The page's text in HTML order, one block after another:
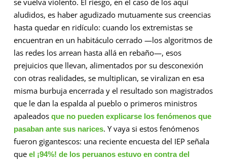
aludidos, es haber agudizado mutuamente sus creencias
hasta quedar en ridículo: cuando los extremistas se
encuentran en un habitáculo cerrado —los algoritmos de
las redes los arrean hasta allá en rebaño—, esos
prejuicios que llevan, ­alimentados por su desconexión
con otras realidades, se multiplican, se viralizan en esa
misma burbuja encerrada y el resultado son magistrados
que le dan la espalda al pueblo o primeros ministros
apaleados que no pueden explicarse los fenómenos que
pasaban ante sus narices. Y vaya si estos fenómenos
fueron gigantescos: una reciente encuesta del IEP señala
que el ¡94%! de los peruanos estuvo en contra del